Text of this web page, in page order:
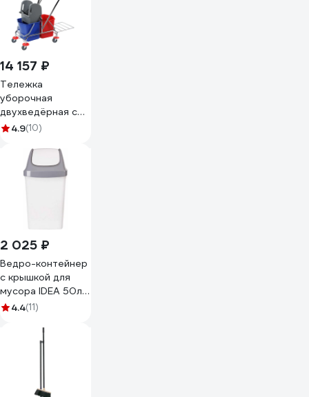
14 157 ₽
Тележка
уборочная
двухведёрная с
отжимом А5
2х17 л (34 л), хром
1007206
4.9(10)
2 025 ₽
Ведро-контейнер
с крышкой для
мусора IDEA 50л,
Свинг 74х40х35
4.4(11)